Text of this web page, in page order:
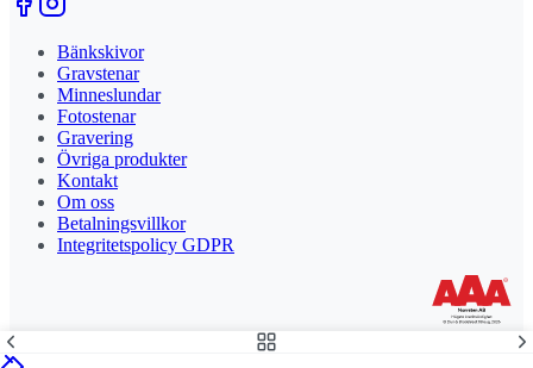
Bänkskivor
Gravstenar
Minneslundar
Fotostenar
Gravering
Övriga produkter
Kontakt
Om oss
Betalningsvillkor
Integritetspolicy GDPR
Stolt leverantör och delägare till Steny AB